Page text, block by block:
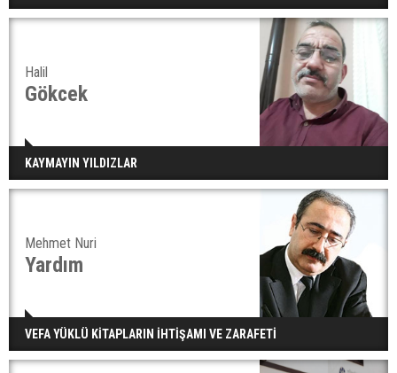
Halil
Gökcek
KAYMAYIN YILDIZLAR
Mehmet Nuri
Yardım
VEFA YÜKLÜ KİTAPLARIN İHTİŞAMI VE ZARAFETİ